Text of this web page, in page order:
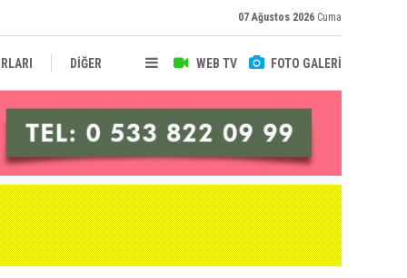
07 Ağustos 2026 Cuma
WEB TV FOTO GALERİ
DİĞER